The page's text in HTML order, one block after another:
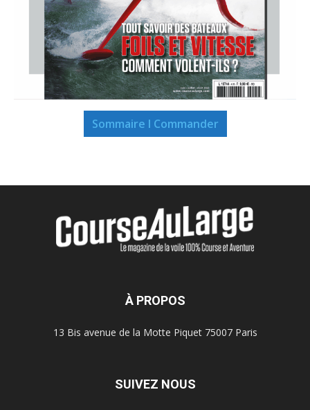
Sommaire I Commander
À PROPOS
13 Bis avenue de la Motte Piquet 75007 Paris
SUIVEZ NOUS